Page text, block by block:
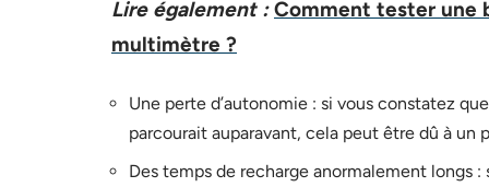
Lire également : Comment tester une
multimètre ?
Une perte d’autonomie : si vous constatez
parcourait auparavant, cela peut être dû à un
Des temps de recharge anormalement longs